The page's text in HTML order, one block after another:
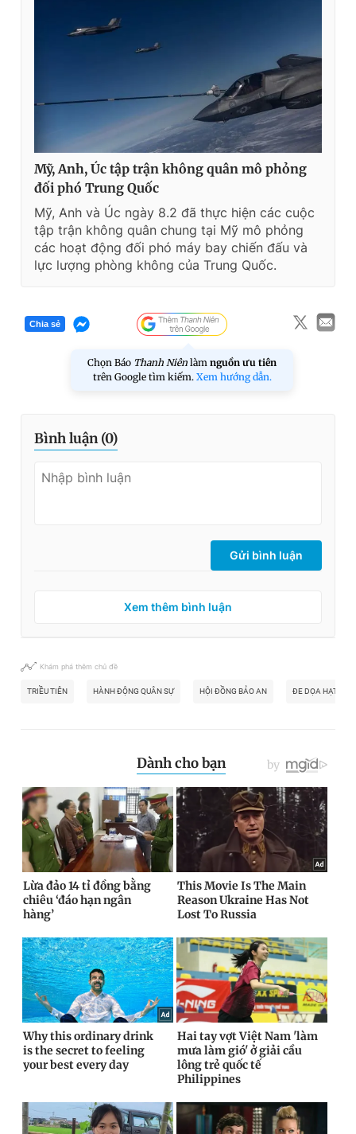
Mỹ, Anh, Úc tập trận không quân mô phỏng
đối phó Trung Quốc
Mỹ, Anh và Úc ngày 8.2 đã thực hiện các cuộc
tập trận không quân chung tại Mỹ mô phỏng
các hoạt động đối phó máy bay chiến đấu và
lực lượng phòng không của Trung Quốc.
Chia sẻ
Chọn Báo Thanh Niên làm nguồn ưu tiên
trên Google tìm kiếm. Xem hướng dẫn.
Bình luận (0)
Gửi bình luận
Xem thêm bình luận
Khám phá thêm chủ đề
TRIỀU TIÊN HÀNH ĐỘNG QUÂN SỰ HỘI ĐỒNG BẢO AN ĐE DỌA HẠT